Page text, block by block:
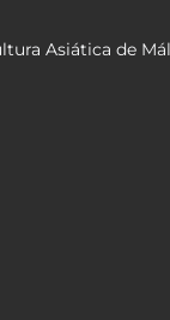
Asiática de